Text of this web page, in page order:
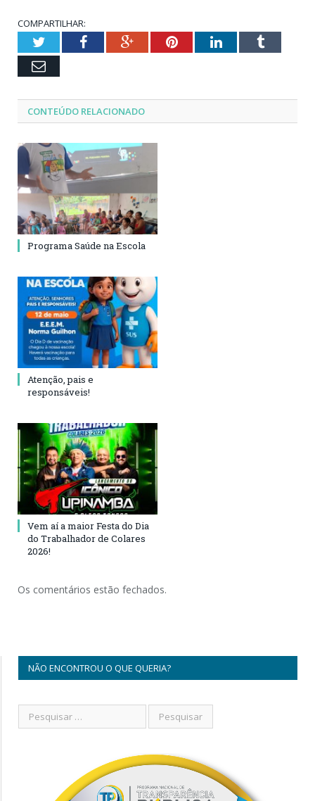
COMPARTILHAR:
TwitterFacebookGoogle+PinterestLinkedInTumblr
Email
CONTEÚDO RELACIONADO
Programa Saúde na Escola
Atenção, pais e
responsáveis!
Vem aí a maior Festa do Dia
do Trabalhador de Colares
2026!
Os comentários estão fechados.
NÃO ENCONTROU O QUE QUERIA?